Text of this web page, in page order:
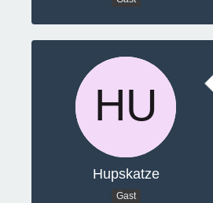
Hupskatze
Gast